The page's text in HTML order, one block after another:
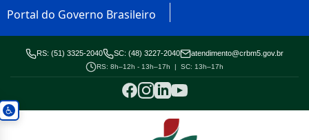
Portal do Governo Brasileiro
RS: (51) 3325-2040 SC: (48) 3227-2040 atendimento@crbm5.gov.br
RS: 8h–12h - 13h–17h | SC: 13h–17h